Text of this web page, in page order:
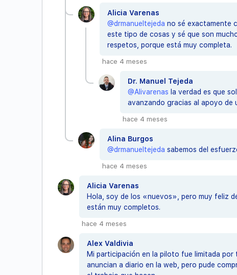
Alicia Varenas
@drmanueltejeda no sé exactamente
este tipo de cosas y sé que son
respetos, porque está muy completa.
hace 4 meses
Dr. Manuel Tejeda
@Alivarenas la verdad es que
avanzando gracias al apoyo de
hace 4 meses
Alina Burgos
@drmanueltejeda sabemos del
hace 4 meses
Alicia Varenas
Hola, soy de los «nuevos», pero muy feliz
están muy completos.
hace 4 meses
Alex Valdivia
Mi participación en la piloto fue limitada
anuncian a diario en la web, pero pude